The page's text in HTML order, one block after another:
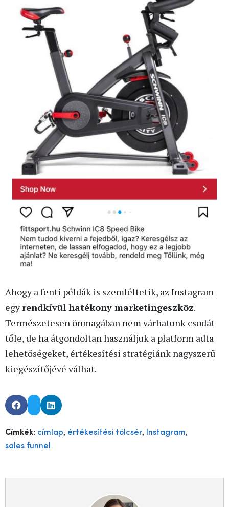
Ahogy a fenti példák is szemléltetik, az Instagram
egyrendkívül hatékony marketingeszköz.
Természetesen önmagában nem várhatunk csodát
tőle, de ha átgondoltan használjuk a platform adta
lehetőségeket, értékesítési stratégiánk nagyszerű
kiegészítőjévé válhat.
Címkék: címlap, értékesítési tölcsér, Instagram,
sales funnel